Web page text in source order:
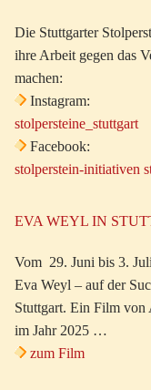
Die Stuttgarter
ihre Arbeit gegen das
machen:
Instagram:
stolpersteine_stuttgart
Facebook:
stolperstein-initiativen
EVA WEYL IN
Vom 29. Juni bis 3.
Eva Weyl – auf der
Stuttgart. Ein Film von
im Jahr 2025 …
zum Film